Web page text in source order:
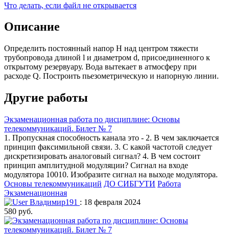
Что делать, если файл не открывается
Описание
Определить постоянный напор H над центром тяжести
трубопровода длиной l и диаметром d, присоединенного к
открытому резервуару. Вода вытекает в атмосферу при
расходе Q. Построить пьезометрическую и напорную линии.
Другие работы
Экзаменационная работа по дисциплине: Основы
телекоммуникаций. Билет № 7
1. Пропускная способность канала это - 2. В чем заключается
принцип факсимильной связи. 3. С какой частотой следует
дискретизировать аналоговый сигнал? 4. В чем состоит
принцип амплитудной модуляции? Сигнал на входе
модулятора 10010. Изобразите сигнал на выходе модулятора.
Основы телекоммуникаций ДО СИБГУТИ Работа
Экзаменационная
Владимир191 : 18 февраля 2024
580 руб.